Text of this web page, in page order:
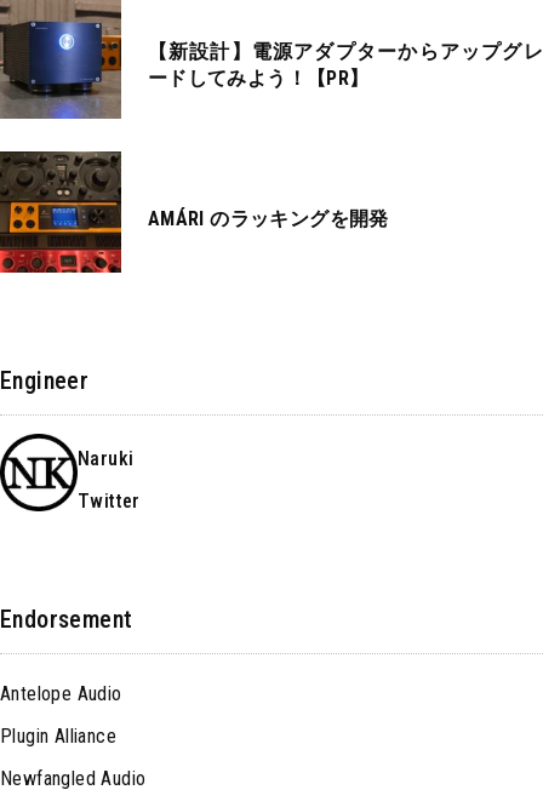
【新設計】電源アダプターからアップグレ
ードしてみよう！【PR】
AMÁRI のラッキングを開発
Engineer
Naruki
Twitter
Endorsement
Antelope Audio
Plugin Alliance
Newfangled Audio